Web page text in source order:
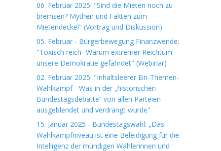
06. Februar 2025: "Sind die Mieten noch zu
bremsen? Mythen und Fakten zum
Mietendeckel" (Vortrag und Diskussion)
05. Februar - Bürgerbewegung Finanzwende:
"Toxisch reich -Warum extremer Reichtum
unsere Demokratie gefährdet" (Webinar)
02. Februar 2025: "Inhaltsleerer Ein-Themen-
Wahlkampf - Was in der „historischen
Bundestagsdebatte“ von allen Parteien
ausgeblendet und verdrängt wurde"
15. Januar 2025 - Bundestagswahl: „Das
Wahlkampfniveau ist eine Beleidigung für die
Intelligenz der mündigen Wählerinnen und